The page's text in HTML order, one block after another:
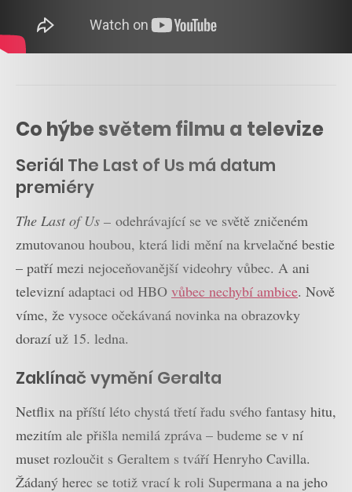
Co hýbe světem filmu a televize
Seriál The Last of Us má datum
premiéry
The Last of Us – odehrávající se ve světě zničeném
zmutovanou houbou, která lidi mění na krvelačné bestie
– patří mezi nejoceňovanější videohry vůbec. A ani
televizní adaptaci od HBO vůbec nechybí ambice. Nově
víme, že vysoce očekávaná novinka na obrazovky
dorazí už 15. ledna.
Zaklínač vymění Geralta
Netflix na příští léto chystá třetí řadu svého fantasy hitu,
mezitím ale přišla nemilá zpráva – budeme se v ní
muset rozloučit s Geraltem s tváří Henryho Cavilla.
Žádaný herec se totiž vrací k roli Supermana a na jeho